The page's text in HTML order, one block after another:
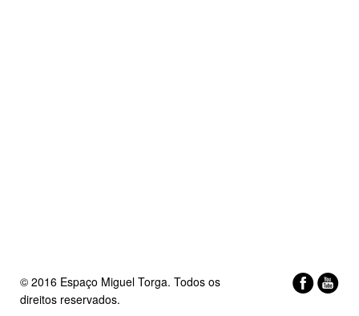
© 2016 Espaço Miguel Torga. Todos os
direitos reservados.